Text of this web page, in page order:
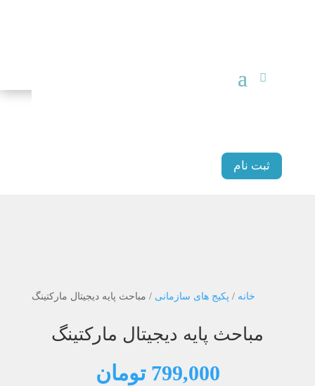
ثبت نام
خانه / پکیج های سازمانی / مباحث پایه دیجیتال مارکتینگ
مباحث پایه دیجیتال مارکتینگ
799,000 تومان